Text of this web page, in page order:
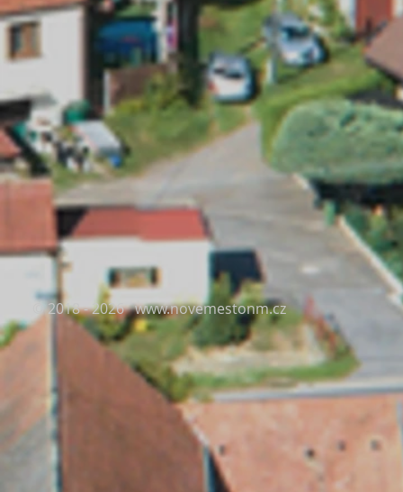
© 2018 - 2026www.novemestonm.cz